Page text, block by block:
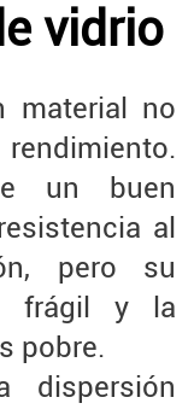
vidrio
material no
un buen
al
pero su
frágil y la
pobre.
dispersión